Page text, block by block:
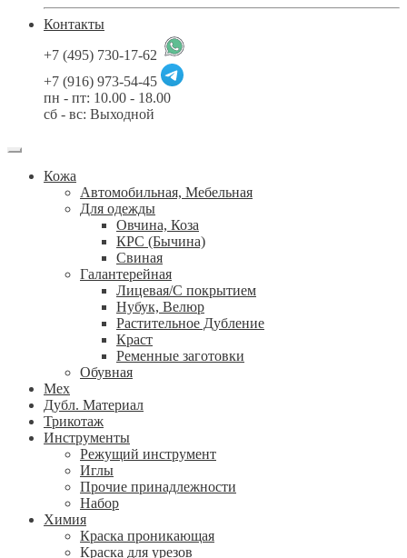
Контакты
+7 (495) 730-17-62
+7 (916) 973-54-45
пн - пт: 10.00 - 18.00
сб - вс: Выходной
Кожа
Автомобильная, Мебельная
Для одежды
Овчина, Коза
КРС (Бычина)
Свиная
Галантерейная
Лицевая/С покрытием
Нубук, Велюр
Растительное Дубление
Краст
Ременные заготовки
Обувная
Мех
Дубл. Материал
Трикотаж
Инструменты
Режущий инструмент
Иглы
Прочие принадлежности
Набор
Химия
Краска проникающая
Краска для урезов